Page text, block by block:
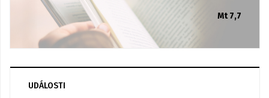
Mt 7,7
UDÁLOSTI